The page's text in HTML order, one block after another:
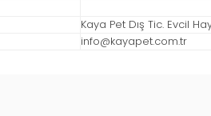
Kaya Pet Dış Tic. Evcil
info@kayapet.com.tr